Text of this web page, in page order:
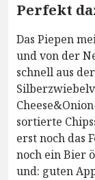
Perfekt
Das Piepen
und von der
schnell aus
sortierte
erst noch das
noch ein Bier
und: guten